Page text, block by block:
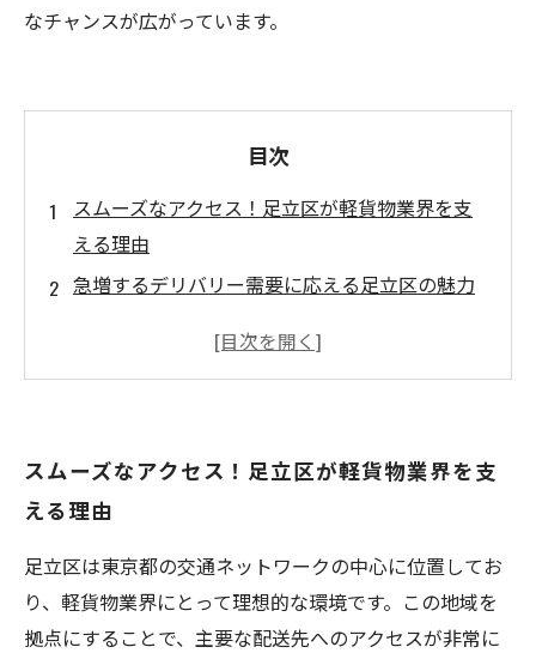
なチャンスが広がっています。
目次
スムーズなアクセス！足立区が軽貨物業界を支
える理由
急増するデリバリー需要に応える足立区の魅力
フレキシブルな働き方：足立区で軽貨物ドライ
足立区における軽貨物求人の現状とその魅力
あなたも挑戦できる！足立区の軽貨物業界への
一歩
スムーズなアクセス！足立区が軽貨物業界を支
える理由
足立区は東京都の交通ネットワークの中心に位置してお
り、軽貨物業界にとって理想的な環境です。この地域を
拠点にすることで、主要な配送先へのアクセスが非常に